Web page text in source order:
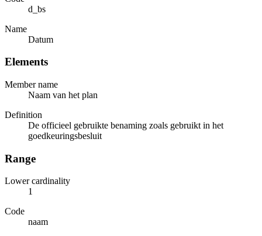
d_bs
Name
Datum
Elements
Member name
Naam van het plan
Definition
De officieel gebruikte benaming zoals gebruikt in het
goedkeuringsbesluit
Range
Lower cardinality
1
Code
naam